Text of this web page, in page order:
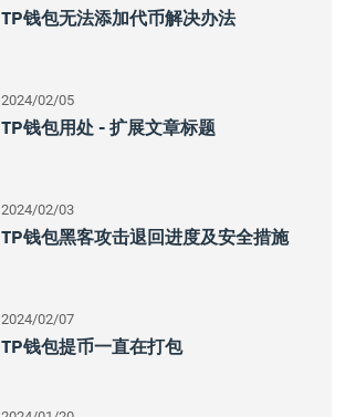
TP钱包无法添加代币解决办法
2024/02/05
TP钱包用处 - 扩展文章标题
2024/02/03
TP钱包黑客攻击退回进度及安全措施
2024/02/07
TP钱包提币一直在打包